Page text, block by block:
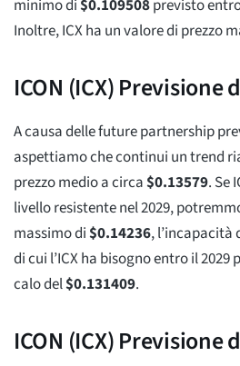
minimo di$0.109508previsto
Inoltre, ICX ha un valore di prezzo
ICON (ICX) Previsione
A causa delle future partnership
aspettiamo che continui un trend
prezzo medio a circa$0.13579. Se
livello resistente nel 2029,
massimo di$0.14236, l’incapacità
di cui l’ICX ha bisogno entro il
calo del$0.131409.
ICON (ICX) Previsione